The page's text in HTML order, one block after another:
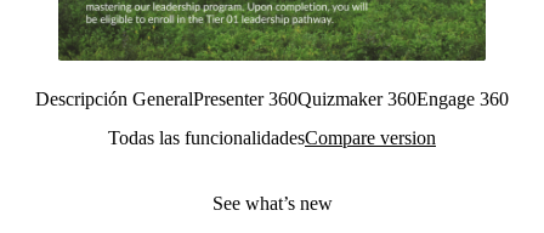
Descripción GeneralPresenter 360Quizmaker 360Engage 360
Todas las funcionalidadesCompare version
See what’s new